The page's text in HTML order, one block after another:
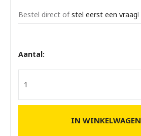
Bestel direct ofstel eerst een vraag!
Aantal:
IN WINKELWAGEN